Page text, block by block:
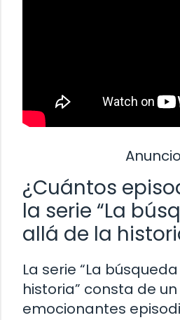
¿Cuántos
la serie “La
allá de la
La serie “La
historia” consta de
emocionantes